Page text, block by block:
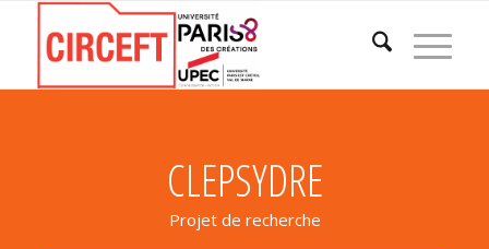
CLEPSYDRE
Projet de recherche